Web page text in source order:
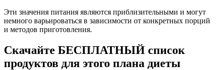
Эти значения питания являются приблизительными и могут
немного варьироваться в зависимости от конкретных порций
и методов приготовления.
Скачайте БЕСПЛАТНЫЙ список
продуктов для этого плана диеты